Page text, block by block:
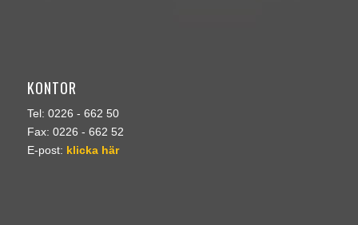
KONTOR
Tel: 0226 - 662 50
Fax: 0226 - 662 52
E-post: klicka här